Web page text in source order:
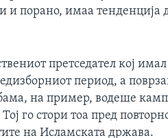
и порано, имаа тенденција
претседател кој
период, а
на пример, водеше
го стори тоа пред
на Исламската држава.